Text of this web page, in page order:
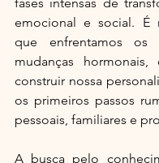
emocional e social. É
que enfrentamos os
mudanças hormonais,
construir nossa
os primeiros passos
pessoais, familiares e
A busca pelo